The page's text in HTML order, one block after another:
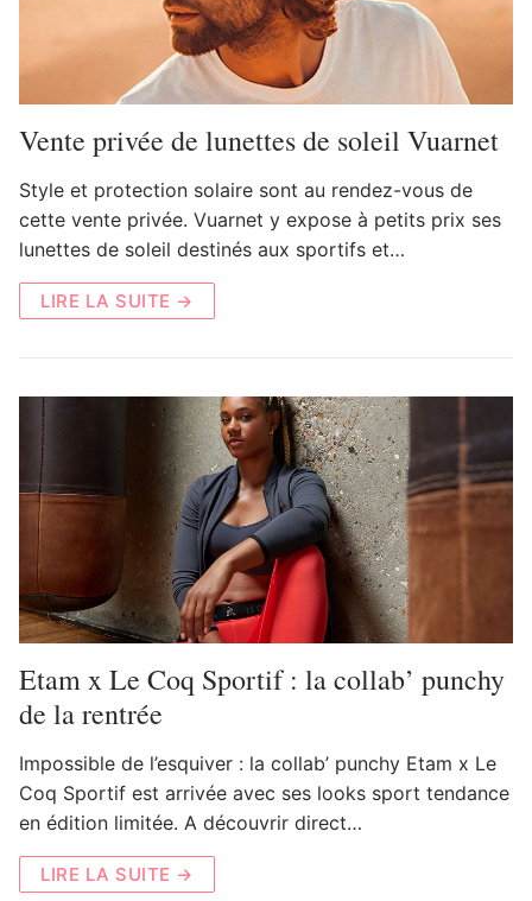
Vente privée de lunettes de soleil Vuarnet
Style et protection solaire sont au rendez-vous de
cette vente privée. Vuarnet y expose à petits prix ses
lunettes de soleil destinés aux sportifs et…
LIRE LA SUITE →
Etam x Le Coq Sportif : la collab’ punchy
de la rentrée
Impossible de l’esquiver : la collab’ punchy Etam x Le
Coq Sportif est arrivée avec ses looks sport tendance
en édition limitée. A découvrir direct…
LIRE LA SUITE →